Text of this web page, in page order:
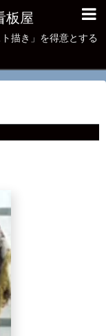
板屋
描き」を得意とする